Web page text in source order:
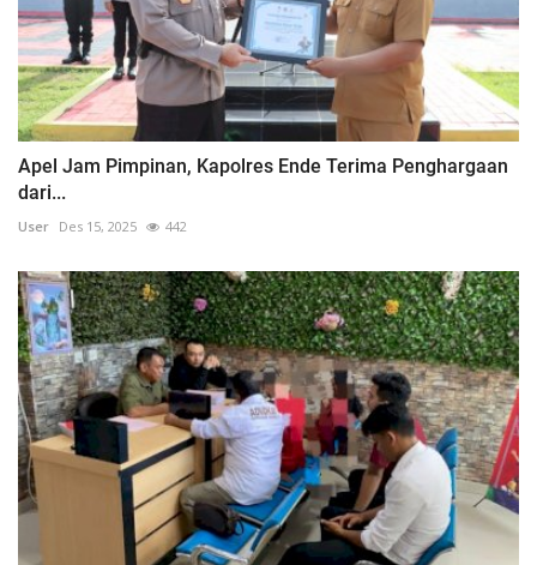
Apel Jam Pimpinan, Kapolres Ende Terima Penghargaan
dari...
User Des 15, 2025 442